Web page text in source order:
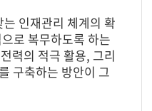
인재관리 체계의 확
로 복무하도록 하는
력의 적극 활용, 그리
구축하는 방안이 그